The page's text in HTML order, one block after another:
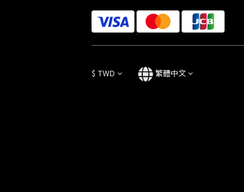
$ TWD 繁體中文